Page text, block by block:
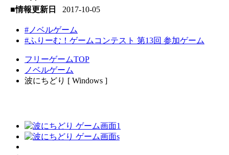
■情報更新日 2017-10-05
#ノベルゲーム
#ふりーむ！ゲームコンテスト 第13回 参加ゲーム
フリーゲームTOP
ノベルゲーム
波にちどり [ Windows ]